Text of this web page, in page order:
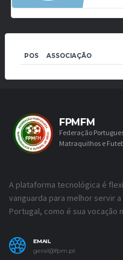
POS ASSOCIAÇÃO
FPMFM
Federação
Matraquilhos e
A plataforma tecnológica é
vanguarda para melhor servir
Portugal, como é sua vocação
EMAIL
geral@fpm.pt